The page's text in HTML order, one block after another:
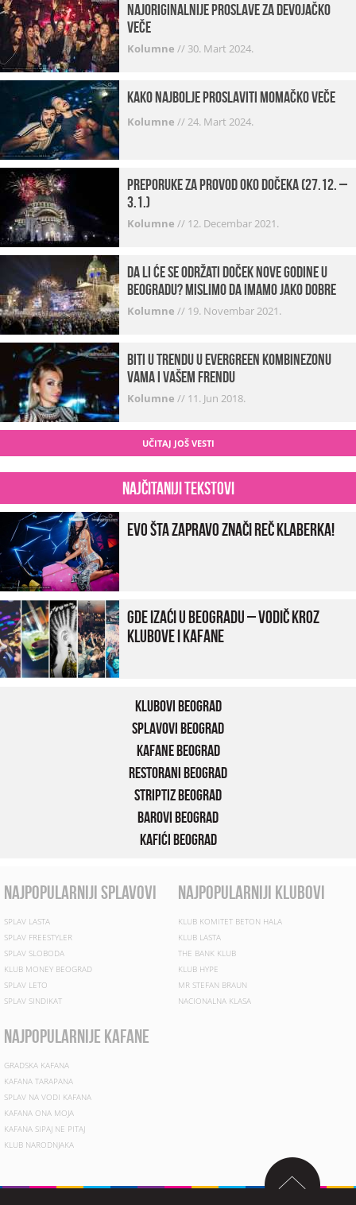
Najoriginalnije proslave za devojačko
veče
Kolumne // 30. Mart 2024.
Kako najbolje proslaviti momačko veče
Kolumne //24. Mart 2024.
Preporuke za provod oko dočeka (27.12. –
3.1.)
Kolumne // 12. Decembar 2021.
Da li će se održati doček Nove godine u
Beogradu? Mislimo da imamo jako DOBRE
VESTI!
Kolumne // 19. Novembar 2021.
Biti u trendu u Evergreen kombinezonu
vama i vašem frendu
Kolumne // 11. Jun 2018.
UČITAJ JOŠ VESTI
Najčitaniji tekstovi
Evo šta zapravo znači reč klaberka!
Gde izaći u Beogradu – vodič kroz
klubove i kafane
Klubovi Beograd
Splavovi Beograd
Kafane Beograd
Restorani Beograd
Striptiz Beograd
Barovi Beograd
Kafići Beograd
najpopularniji splavovi
SPLAV LASTA
SPLAV FREESTYLER
SPLAV SLOBODA
KLUB MONEY BEOGRAD
SPLAV LETO
SPLAV SINDIKAT
najpopularniji klubovi
KLUB KOMITET BETON HALA
KLUB LASTA
THE BANK KLUB
KLUB HYPE
MR STEFAN BRAUN
NACIONALNA KLASA
najpopularnije kafane
GRADSKA KAFANA
KAFANA TARAPANA
SPLAV NA VODI KAFANA
KAFANA ONA MOJA
KAFANA SIPAJ NE PITAJ
KLUB NARODNJAKA